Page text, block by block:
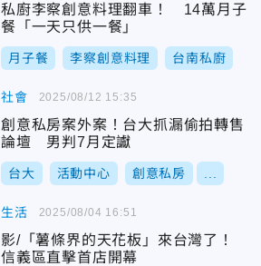
私廚李察創意料理翻車！ 14萬月子
餐「一天只供一餐」
月子餐 李察創意料理 台南私廚
社會
創意私房案外案！台大抓漏偷拍轉售
論壇 男判7月定讞
台大 活動中心 創意私房
2025/08/12 15:35
生活
影/「薯條界的天花板」來台灣了！
信義區直擊首店開幕
2025/08/04 16:51